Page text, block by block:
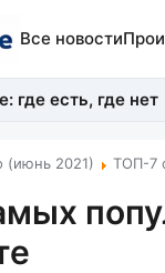
Все новости
где есть, где нет
(июнь 2021) ТОП-7